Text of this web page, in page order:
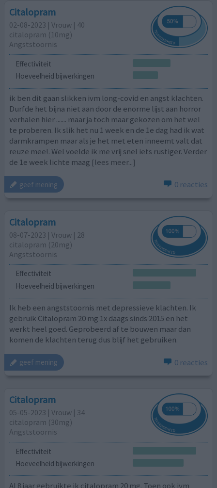
Citalopram
02-08-2023 | Vrouw | 40
citalopram (10mg)
Angststoornis
Effectiviteit
Hoeveelheid bijwerkingen
ik ben dit gaan slikken ivm long-covid en angst klachten.
Durfde het bijna niet aan door de enorme lijst aan horror
verhalen hier ....... maar ja toch maar gekozen om het wel
te proberen. Ik slik het nu 1 week en de 1e dag had ik wat
darmkrampen maar als je het met eten inneemt valt dat
reuze mee!. Wel voelde ik me vrij snel iets rustiger. Verder
de 1e week lichte maag [lees meer...]
geef mening 0 reacties
Citalopram
08-07-2023 | Vrouw | 28
citalopram (20mg)
Angststoornis
Effectiviteit
Hoeveelheid bijwerkingen
Ik heb een angststoornis met depressieve klachten. Ik
gebruik Citalopram 20 mg 1x daags sinds 2015 en het
werkt heel goed. Geprobeerd af te bouwen maar dan
komen de klachten terug dus blijf het gebruiken.
geef mening 0 reacties
Citalopram
05-05-2023 | Vrouw | 34
citalopram (30mg)
Angststoornis
Effectiviteit
Hoeveelheid bijwerkingen
Al 8 jaar gebruikte ik citalopram 20 mg. Toen ook ivm